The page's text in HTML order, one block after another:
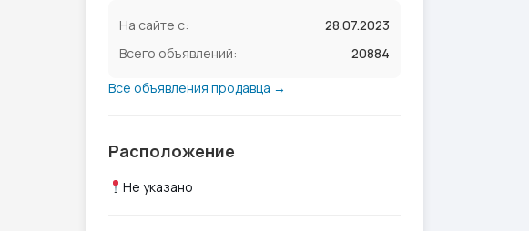
На сайте с:
28.07.2023
Всего объявлений:
20884
Все объявления продавца →
Расположение
Не указано